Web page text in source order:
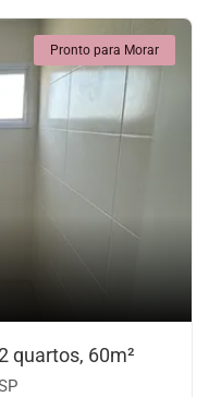
Pronto para Morar
quartos, 60m²